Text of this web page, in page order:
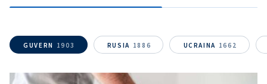
GUVERN 1903 RUSIA 1886 UCRAINA 1662